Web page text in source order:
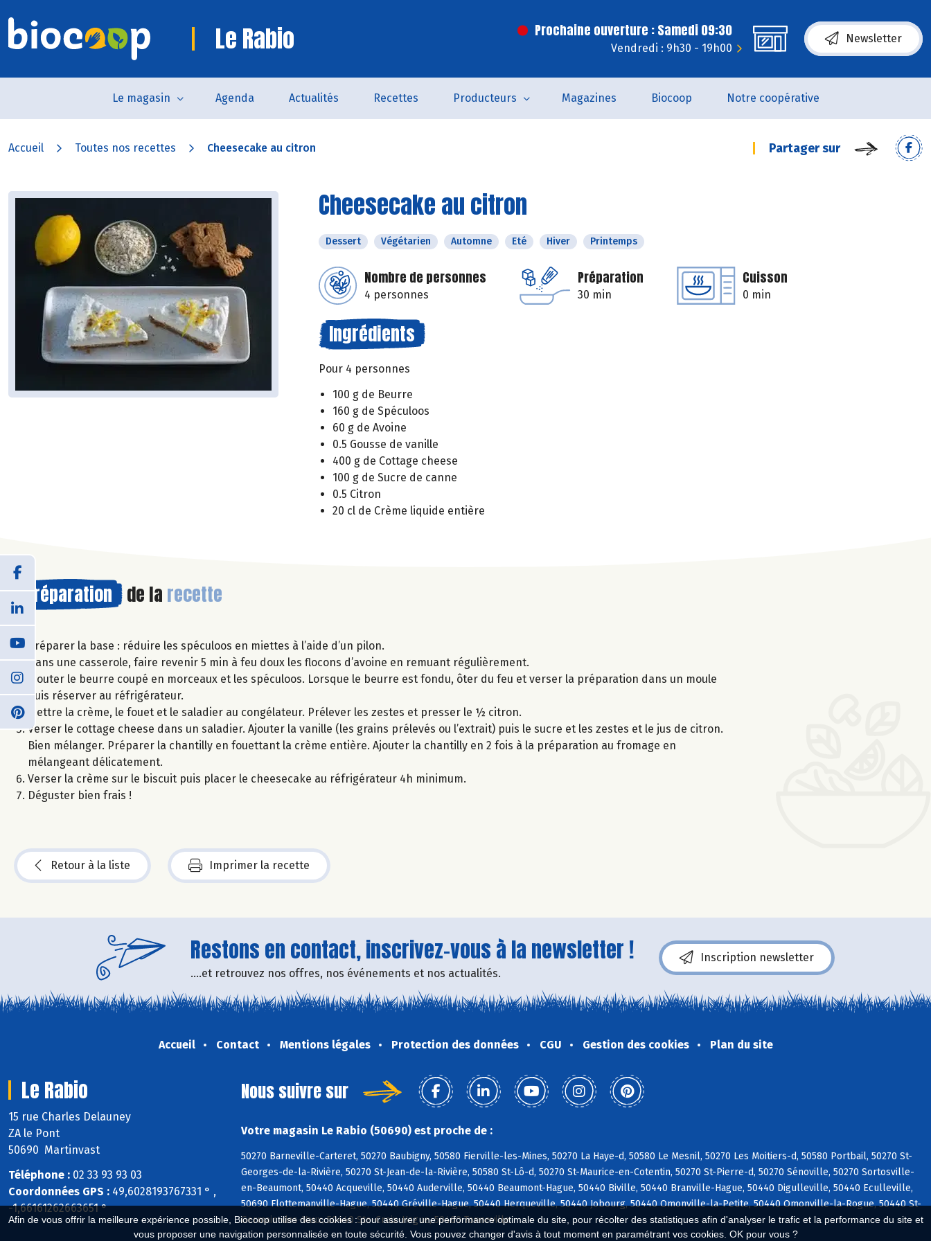
Afin de vous offrir la meilleure expérience possible, Biocoop utilise des cookies : pour assurer une performance optimale du site, pour récolter des statistiques afin d'analyser le trafic et la performance du site et
vous proposer une navigation personnalisée en toute sécurité. Vous pouvez changer d'avis à tout moment en paramétrant vos cookies. OK pour vous ?
Le Rabio Prochaine ouverture : Samedi 09:30
Vendredi : 9h30 - 19h00
Newsletter
Le magasin Agenda Actualités Recettes Producteurs Magazines Biocoop Notre coopérative
Accueil Toutes nos recettes Cheesecake au citron Partager sur
Cheesecake au citron
Dessert Végétarien Automne Eté Hiver Printemps
Nombre de personnes
4 personnes
Préparation
30 min
Cuisson
0 min
Ingrédients
Pour 4 personnes
100 g de Beurre
160 g de Spéculoos
60 g de Avoine
0.5 Gousse de vanille
400 g de Cottage cheese
100 g de Sucre de canne
0.5 Citron
20 cl de Crème liquide entière
Préparation de la recette
Préparer la base : réduire les spéculoos en miettes à l’aide d’un pilon.
Dans une casserole, faire revenir 5 min à feu doux les flocons d’avoine en remuant régulièrement.
Ajouter le beurre coupé en morceaux et les spéculoos. Lorsque le beurre est fondu, ôter du feu et verser la préparation dans un moule
puis réserver au réfrigérateur.
Mettre la crème, le fouet et le saladier au congélateur. Prélever les zestes et presser le ½ citron.
Verser le cottage cheese dans un saladier. Ajouter la vanille (les grains prélevés ou l’extrait) puis le sucre et les zestes et le jus de citron.
Bien mélanger. Préparer la chantilly en fouettant la crème entière. Ajouter la chantilly en 2 fois à la préparation au fromage en
mélangeant délicatement.
Verser la crème sur le biscuit puis placer le cheesecake au réfrigérateur 4h minimum.
Déguster bien frais !
Retour à la liste Imprimer la recette
Restons en contact, inscrivez-vous à la newsletter !
....et retrouvez nos offres, nos événements et nos actualités.
Inscription newsletter
Accueil Contact Mentions légales Protection des données CGU Gestion des cookies Plan du site
Le Rabio
15 rue Charles Delauney
ZA le Pont
50690 Martinvast
Téléphone : 02 33 93 93 03
Coordonnées GPS : 49,6028193767331 ° ,
-1,66161262663651 °
Nous suivre sur
Votre magasin Le Rabio (50690) est proche de :
50270 Barneville-Carteret, 50270 Baubigny, 50580 Fierville-les-Mines, 50270 La Haye-d, 50580 Le Mesnil, 50270 Les Moitiers-d, 50580 Portbail, 50270 St-
Georges-de-la-Rivière, 50270 St-Jean-de-la-Rivière, 50580 St-Lô-d, 50270 St-Maurice-en-Cotentin, 50270 St-Pierre-d, 50270 Sénoville, 50270 Sortosville-
en-Beaumont, 50440 Acqueville, 50440 Auderville, 50440 Beaumont-Hague, 50440 Biville, 50440 Branville-Hague, 50440 Digulleville, 50440 Eculleville,
50690 Flottemanville-Hague, 50440 Gréville-Hague, 50440 Herqueville, 50440 Jobourg, 50440 Omonville-la-Petite, 50440 Omonville-la-Rogue, 50440 St-
Germain-des-Vaux, 50440 Ste-Croix-Hague, 50460 Tonneville